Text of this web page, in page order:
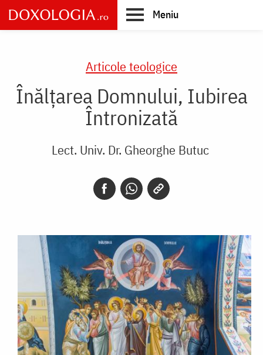
Skip
to
main
Meniu
Articole teologice
Înălțarea Domnului, Iubirea
Întronizată
Lect. Univ. Dr. Gheorghe Butuc